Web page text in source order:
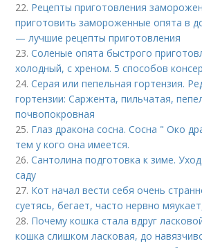
22. Рецепты приготовления
приготовить замороженные опята в
— лучшие рецепты приготовления
23.Соленые опята быстрого
холодный, с хреном. 5 способов
24.Серая или пепельная гортензия.
гортензии: Саржента, пильчатая,
почвопокровная
25. Глаз дракона сосна. Сосна " Око
тем у кого она имеется.
26.Сантолина подготовка к зиме.
саду
27. Кот начал вести себя очень
суетясь, бегает, часто нервно
28. Почему кошка стала вдруг
кошка слишком ласковая, до